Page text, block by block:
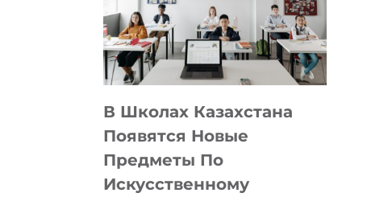
MOST
—
МЕЖДУНАРОДНУЮ
ДЛЯ
ТЕХНОЛОГИЧЕСКИХ
СТАРТАПОВ
В Школах Казахстана
Появятся Новые
Предметы По
Искусственному